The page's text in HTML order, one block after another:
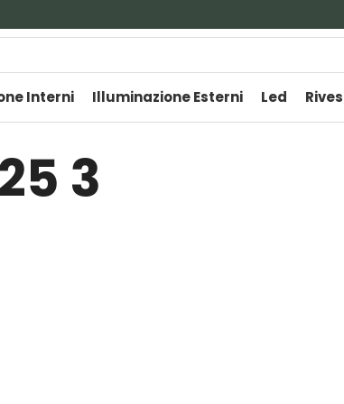
Interni Illuminazione Esterni Led
3